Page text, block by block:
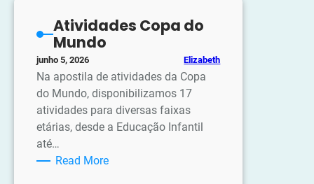
Atividades Copa do
Mundo
junho 5, 2026 Elizabeth
Na apostila de atividades da Copa
do Mundo, disponibilizamos 17
atividades para diversas faixas
etárias, desde a Educação Infantil
até…
Read More: